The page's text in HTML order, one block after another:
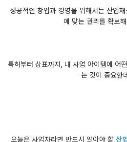
성공적인 창업과 경영을 위해서는 산업
에 맞는 권리를 확보
특허부터 상표까지, 내 사업 아이템에 어
는 것이 중요한
오늘은 사업자라면 반드시 알아야 할 산